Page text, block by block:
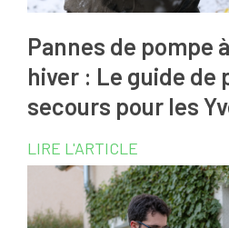
Pannes de pompe
hiver : Le guide de
secours pour les
LIRE L'ARTICLE